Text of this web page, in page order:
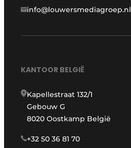
info@louwersmediagroep.nl
KANTOOR BELGIË
Kapellestraat 132/1
Gebouw G
8020 Oostkamp België
+32 50 36 81 70